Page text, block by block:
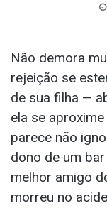
Não demora
rejeição se
de sua filha —
ela se
parece não
dono de um
melhor amigo
morreu no